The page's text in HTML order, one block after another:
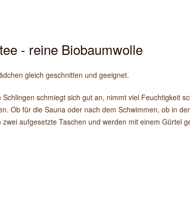
- reine Biobaumwolle
gleich geschnitten und geeignet.
schmiegt sich gut an, nimmt viel Feuchtigkeit
Ob für die Sauna oder nach dem Schwimmen, ob in
aufgesetzte Taschen und werden mit einem Gürtel